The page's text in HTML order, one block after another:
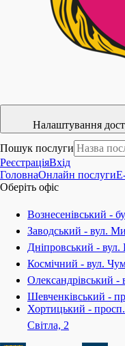
Налаштування
Пошук послуги
РеєстраціяВхід
ГоловнаОнлайн послуги
Оберіть офіс
Вознесенівський -
Заводський - вул.
Дніпровський -
Космічний - вул.
Олександрівський
Шевченківський -
Хортицький -
Світла, 2